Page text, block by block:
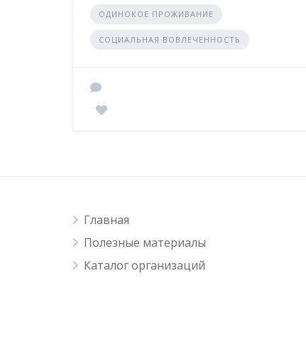
ОДИНОКОЕ ПРОЖИВАНИЕ
СОЦИАЛЬНАЯ ВОВЛЕЧЕННОСТЬ
Главная
Полезные материалы
Каталог организаций